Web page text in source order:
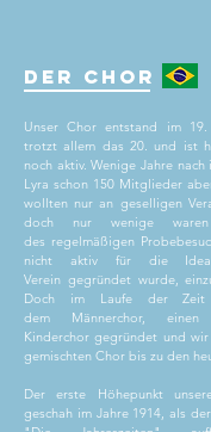
DER CHOR
Unser Chor entstand im 19.
trotzt allem das 20. und ist
noch aktiv. Wenige Jahre
Lyra schon 150 Mitglieder
wollten nur an geselligen
doch nur wenige
des regelmäßigen
nicht aktiv für die
Verein gegründet wurde,
Doch im Laufe der Zeit
dem Männerchor,
Kinderchor gegründet und
gemischten Chor bis zu den
Der erste Höhepunkt
geschah im Jahre 1914, als